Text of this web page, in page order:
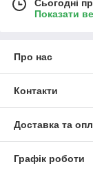
Сьогодні
Показати
Про нас
Контакти
Доставка та
Графік роботи